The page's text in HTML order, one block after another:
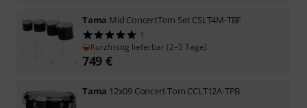
Tama Mid ConcertTom Set CSLT4M-TBF
1
Kurzfristig lieferbar (2–5 Tage)
749 €
Tama 12x09 Concert Tom CCLT12A-TPB